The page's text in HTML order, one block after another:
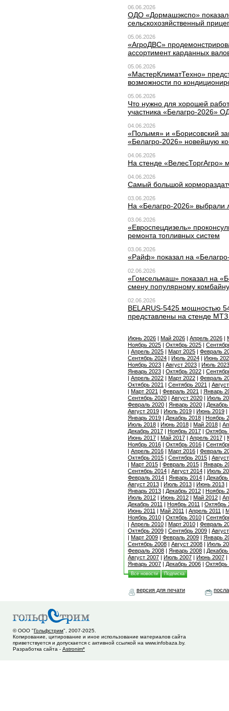
06.06.2026
ОДО «Дормашэкспо»
сельскохозяйственный
05.06.2026
«АгроДВС»
ассортимент карданных
05.06.2026
«МастерКлиматТехно»
возможности по
05.06.2026
Что нужно для хорошей
участника «Белагро-2026»
04.06.2026
«Полымя» и «Борисовский
«Белагро-2026» новейшую
04.06.2026
На стенде «ВелесТоргАгро»
04.06.2026
Самый большой
03.06.2026
На «Белагро-2026» выбрали
03.06.2026
«Евроспецдизель»
ремонта топливных систем
03.06.2026
«Райф» показал на
02.06.2026
«Гомсельмаш» показал на
смену популярному комбайну
02.06.2026
BELARUS-5425 мощностью
представлены на стенде
Июнь 2026 | Май 2026 | Апрель 2026 |
Ноябрь 2025 | Октябрь 2025 |
| Апрель 2025 | Март 2025 | Февраль
Сентябрь 2024 | Июль 2024 | Июнь
Ноябрь 2023 | Август 2023 | Июль 2023
Январь 2023 | Октябрь 2022 |
| Апрель 2022 | Март 2022 | Февраль
Октябрь 2021 | Сентябрь 2021 |
| Март 2021 | Февраль 2021 | Январь
Сентябрь 2020 | Август 2020 | Июль
Февраль 2020 | Январь 2020 |
Август 2019 | Июль 2019 | Июнь 2019 |
Январь 2019 | Декабрь 2018 | Ноябрь
Июль 2018 | Июнь 2018 | Май 2018 |
Декабрь 2017 | Ноябрь 2017 | Октябрь
Июнь 2017 | Май 2017 | Апрель 2017 |
Ноябрь 2016 | Октябрь 2016 |
| Апрель 2016 | Март 2016 | Февраль
Октябрь 2015 | Сентябрь 2015 |
| Март 2015 | Февраль 2015 | Январь
Сентябрь 2014 | Август 2014 | Июль
Февраль 2014 | Январь 2014 |
Август 2013 | Июль 2013 | Июнь 2013 |
Январь 2013 | Декабрь 2012 | Ноябрь
Июль 2012 | Июнь 2012 | Май 2012 |
Декабрь 2011 | Ноябрь 2011 | Октябрь
Июнь 2011 | Май 2011 | Апрель 2011 |
Ноябрь 2010 | Октябрь 2010 |
| Апрель 2010 | Март 2010 | Февраль
Октябрь 2009 | Сентябрь 2009 |
| Март 2009 | Февраль 2009 | Январь
Сентябрь 2008 | Август 2008 | Июль
Февраль 2008 | Январь 2008 |
Август 2007 | Июль 2007 | Июнь 2007 |
Январь 2007 | Декабрь 2006 | Октябрь
Все новости Подписка
версия для печати
© ООО "Гольфстрим", 2007-2025.
Копирование, цитирование и иное использование материалов сайта
приветствуется и допускается с активной ссылкой на www.infobaza.by.
Разработка сайта - Astronim*